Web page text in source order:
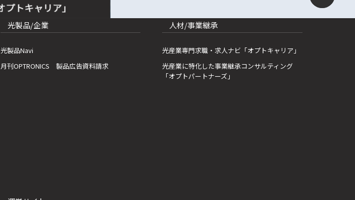
光製品/企業
光製品Navi
月刊OPTRONICS 製品広告資料請求
人材/事業継承
光産業専門求職・求人ナビ「オプトキャリア」
光産業に特化した事業継承コンサルティング
「オプトパートナーズ」